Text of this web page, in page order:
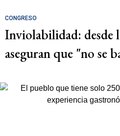
CONGRESO
Inviolabilidad: desde
aseguran que "no se